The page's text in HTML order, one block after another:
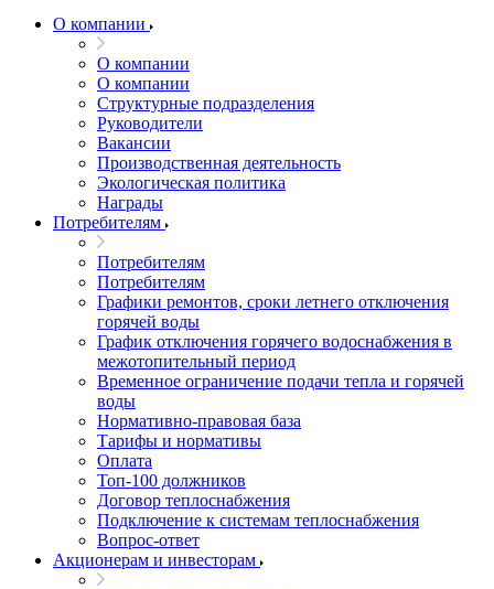
О компании
О компании
О компании
Структурные подразделения
Руководители
Вакансии
Производственная деятельность
Экологическая политика
Награды
Потребителям
Потребителям
Потребителям
Графики ремонтов, сроки летнего отключения
горячей воды
График отключения горячего водоснабжения в
межотопительный период
Временное ограничение подачи тепла и горячей
воды
Нормативно-правовая база
Тарифы и нормативы
Оплата
Топ-100 должников
Договор теплоснабжения
Подключение к системам теплоснабжения
Вопрос-ответ
Акционерам и инвесторам